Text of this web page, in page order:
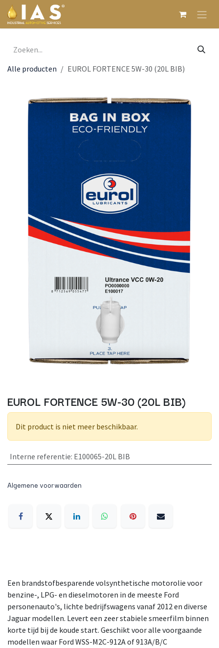
Overslaan naar inhoud
Alle producten EUROL FORTENCE 5W-30 (20L BIB)
EUROL FORTENCE 5W-30 (20L BIB)
Dit product is niet meer beschikbaar.
Interne referentie: E100065-20L BIB
Algemene voorwaarden
Een brandstofbesparende volsynthetische motorolie voor
benzine-, LPG- en dieselmotoren in de meeste Ford
personenauto's, lichte bedrijfswagens vanaf 2012 en diverse
Jaguar modellen. Levert een zeer stabiele smeerfilm binnen
korte tijd bij de koude start. Geschikt voor alle voorgaande
modellen waar Ford WSS-M2C-912A of 913A/B/C